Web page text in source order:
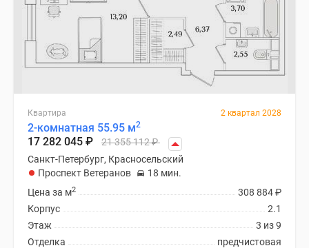
Квартира 2 квартал 2028
2-комнатная 55.95 м2
17 282 045 ₽ 21 355 112₽
Санкт-Петербург, Красносельский
Проспект Ветеранов
18 мин.
308 884₽
Цена за м2
2.1
Корпус
3 из 9
Этаж
предчистовая
Отделка